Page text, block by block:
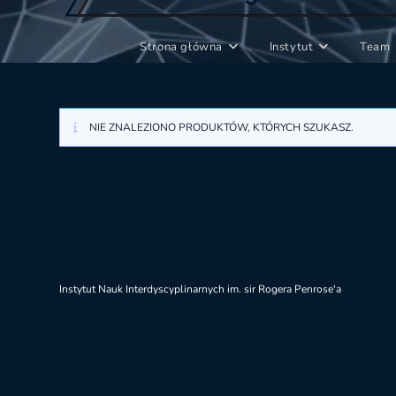
Strona główna Instytut Team
NIE ZNALEZIONO PRODUKTÓW, KTÓRYCH SZUKASZ.
Instytut Nauk Interdyscyplinarnych im. sir Rogera Penrose'a